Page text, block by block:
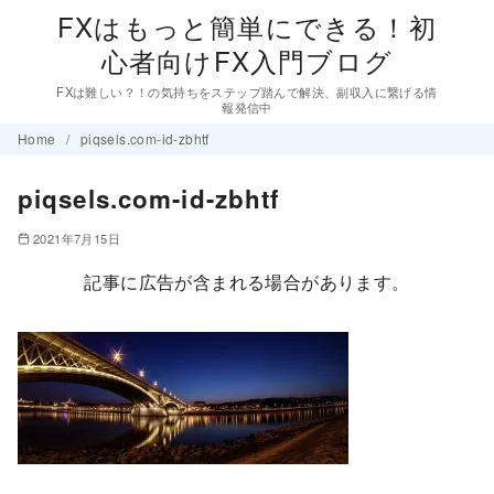
FXはもっと簡単にできる！初
心者向けFX入門ブログ
FXは難しい？！の気持ちをステップ踏んで解決、副収入に繋げる情
報発信中
Home piqsels.com-id-zbhtf
piqsels.com-id-zbhtf
2021年7月15日
記事に広告が含まれる場合があります。